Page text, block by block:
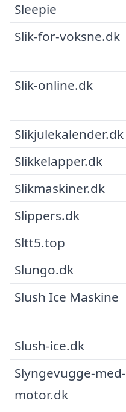
Sleepie
Slik-for-voksne.dk
Slik-online.dk
Slikjulekalender.dk
Slikkelapper.dk
Slikmaskiner.dk
Slippers.dk
Sltt5.top
Slungo.dk
Slush Ice Maskine
Slush-ice.dk
Slyngevugge-med-
motor.dk